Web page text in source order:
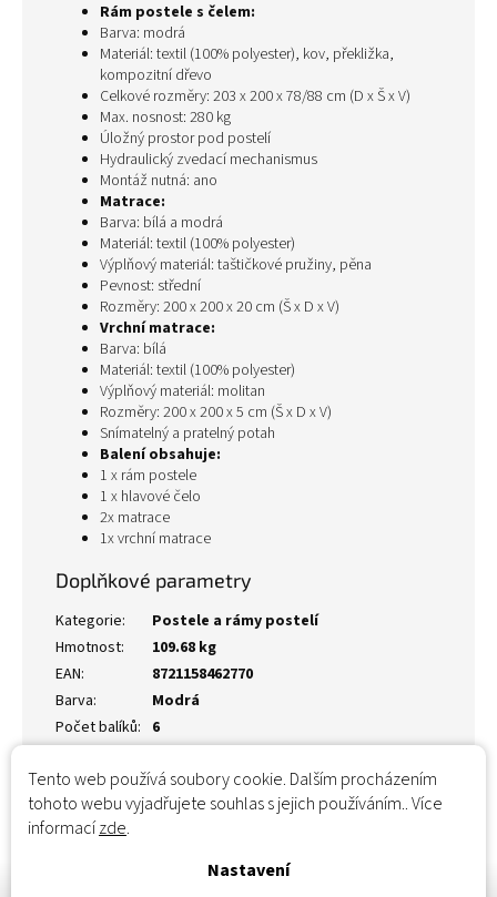
Tento web používá soubory cookie. Dalším procházením
tohoto webu vyjadřujete souhlas s jejich používáním.. Více
informacízde.
Nastavení
Rám postele s čelem:
Barva: modrá
Materiál: textil (100% polyester), kov, překližka,
kompozitní dřevo
Celkové rozměry: 203 x 200 x 78/88 cm (D x Š x V)
Max. nosnost: 280 kg
Úložný prostor pod postelí
Hydraulický zvedací mechanismus
Montáž nutná: ano
Matrace:
Barva: bílá a modrá
Materiál: textil (100% polyester)
Výplňový materiál: taštičkové pružiny, pěna
Pevnost: střední
Rozměry: 200 x 200 x 20 cm (Š x D x V)
Vrchní matrace:
Barva: bílá
Materiál: textil (100% polyester)
Výplňový materiál: molitan
Rozměry: 200 x 200 x 5 cm (Š x D x V)
Snímatelný a pratelný potah
Balení obsahuje:
1 x rám postele
1 x hlavové čelo
2x matrace
1x vrchní matrace
Doplňkové parametry
Kategorie:
Postele a rámy postelí
Hmotnost:
109.68 kg
EAN:
8721158462770
Barva:
Modrá
Počet balíků: 6